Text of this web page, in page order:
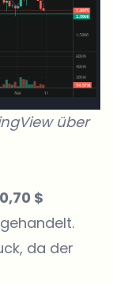
über
0,70 $
gehandelt.
da der